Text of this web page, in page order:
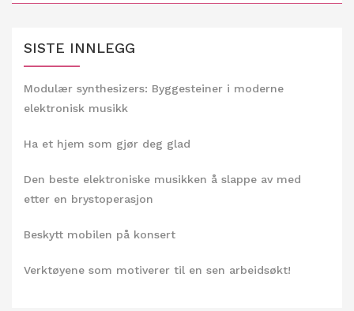
SISTE INNLEGG
Modulær synthesizers: Byggesteiner i moderne
elektronisk musikk
Ha et hjem som gjør deg glad
Den beste elektroniske musikken å slappe av med
etter en brystoperasjon
Beskytt mobilen på konsert
Verktøyene som motiverer til en sen arbeidsøkt!